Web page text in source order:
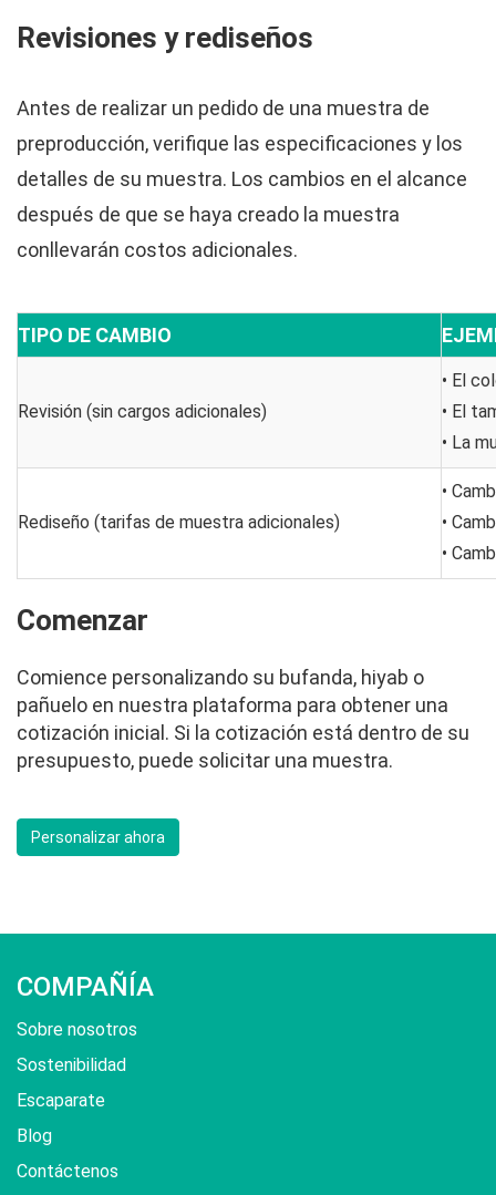
Revisiones y rediseños
Antes de realizar un pedido de una muestra de
preproducción, verifique las especificaciones y los
detalles de su muestra. Los cambios en el alcance
después de que se haya creado la muestra
conllevarán costos adicionales.
TIPO DE CAMBIO
Revisión (sin cargos adicionales)
• El
• El
• La
Rediseño (tarifas de muestra adicionales)
•
•
•
Comenzar
Comience personalizando su bufanda, hiyab o
pañuelo en nuestra plataforma para obtener una
cotización inicial. Si la cotización está dentro de su
presupuesto, puede solicitar una muestra.
Personalizar ahora
COMPAÑÍA
Sobre nosotros
Sostenibilidad
Escaparate
Blog
Contáctenos